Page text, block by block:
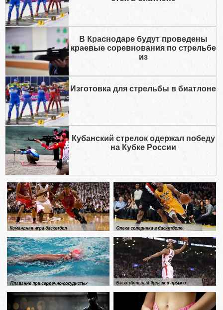
В Краснодаре будут проведены
краевые соревнования по стрельбе
из
Изготовка для стрельбы в биатлоне
Кубанский стрелок одержал победу
на Кубке России